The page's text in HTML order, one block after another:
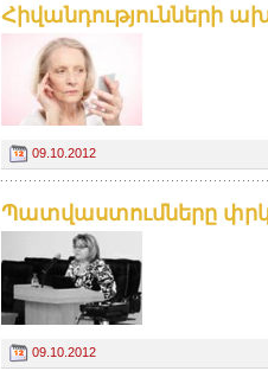
Հիվանդությունների
09.10.2012
Պատվաստումները
09.10.2012